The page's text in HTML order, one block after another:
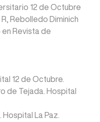
12 de Octubre
Rebolledo Diminich
en Revista de
12 de Octubre.
de Tejada. Hospital
Hospital La Paz.